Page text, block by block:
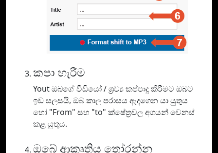
කපා හැරීම
Yout ඔබගේ වීඩියෝ / ශ්‍රව්‍ය කප්පාදු කිරීමට ඔබට
ඉඩ සලසයි, ඔබ කාල පරාසය ඇදගෙන යා යුතුය
හෝ "From" සහ "to" ක්ෂේත්‍රවල අගයන් වෙනස්
කළ යුතුය.
ඔබේ ආකෘතිය තෝරන්න